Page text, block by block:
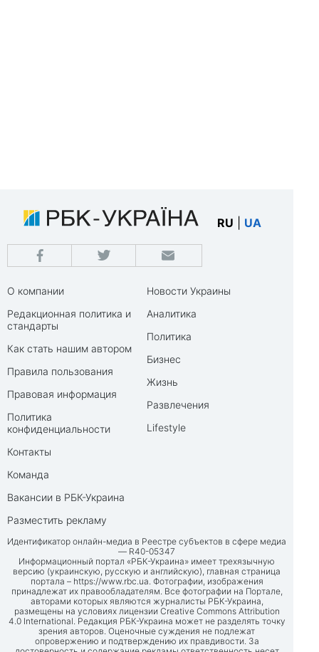
RU UA
О компании
Редакционная политика и
стандарты
Как стать нашим автором
Правила пользования
Правовая информация
Политика
конфиденциальности
Контакты
Команда
Вакансии в РБК-Украина
Разместить рекламу
Новости Украины
Аналитика
Политика
Бизнес
Жизнь
Развлечения
Lifestyle
Идентификатор онлайн-медиа в Реестре субъектов в сфере медиа
— R40-05347
Информационный портал «РБК-Украина» имеет трехязычную
версию (украинскую, русскую и английскую), главная страница
портала – https://www.rbc.ua. Фотографии, изображения
принадлежат их правообладателям. Все фотографии на Портале,
авторами которых являются журналисты РБК-Украина,
размещены на условиях лицензии Creative Commons Attribution
4.0 International. Редакция РБК-Украина может не разделять точку
зрения авторов. Оценочные суждения не подлежат
опровержению и подтверждению их правдивости. За